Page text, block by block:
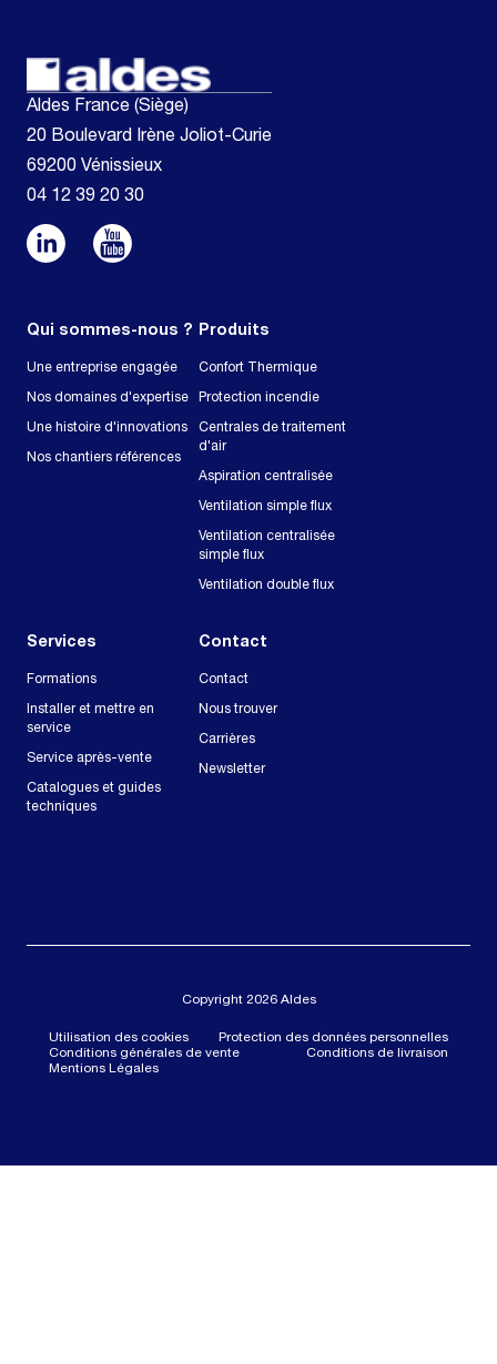
Aldes France (Siège)
20 Boulevard Irène Joliot-Curie
69200 Vénissieux
04 12 39 20 30
Qui sommes-nous ?
Une entreprise engagée
Nos domaines d'expertise
Une histoire d'innovations
Nos chantiers références
Produits
Confort Thermique
Protection incendie
Centrales de traitement
d'air
Aspiration centralisée
Ventilation simple flux
Ventilation centralisée
simple flux
Ventilation double flux
Services
Formations
Installer et mettre en
service
Service après-vente
Catalogues et guides
techniques
Contact
Contact
Nous trouver
Carrières
Newsletter
Copyright 2026 Aldes
Utilisation des cookies
Protection des données personnelles
Conditions générales de vente
Conditions de livraison
Mentions Légales